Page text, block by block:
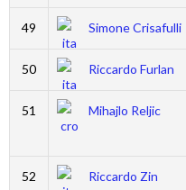
49 Simone Crisafulli
50 Riccardo Furlan
51 Mihajlo Reljic
52 Riccardo Zin